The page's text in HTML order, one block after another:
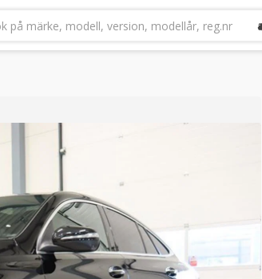
på märke, modell, version, modellår, reg.nr